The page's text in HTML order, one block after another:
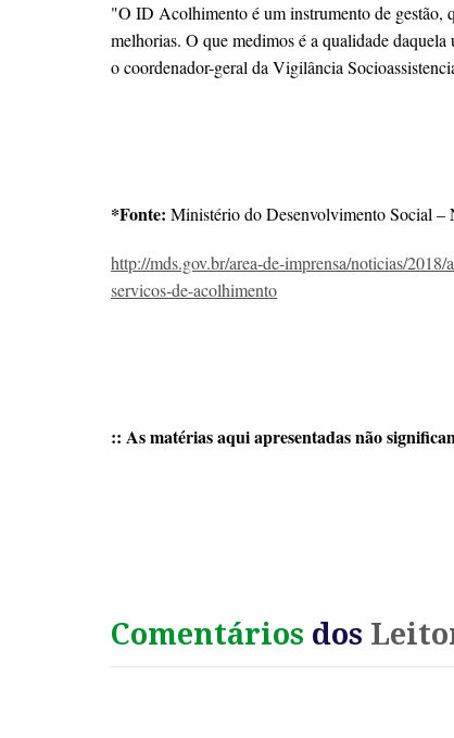
"O ID Acolhimento é um instrumento de gestão,
melhorias. O que medimos é a qualidade
o coordenador-geral da Vigilância
*Fonte: Ministério do Desenvolvimento Social –
http://mds.gov.br/area-de-imprensa/noticias/
servicos-de-acolhimento
:: As matérias aqui apresentadas não
Comentários dos